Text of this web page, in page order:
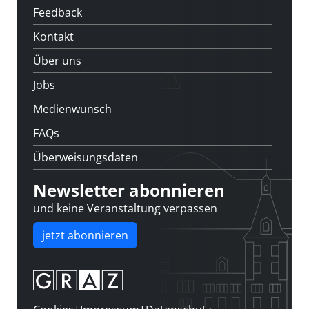
Feedback
Kontakt
Über uns
Jobs
Medienwunsch
FAQs
Überweisungsdaten
Newsletter abonnieren
und keine Veranstaltung verpassen
jetzt abonnieren